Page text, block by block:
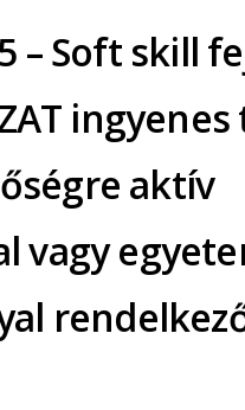
– Soft skill
aktív
vagy